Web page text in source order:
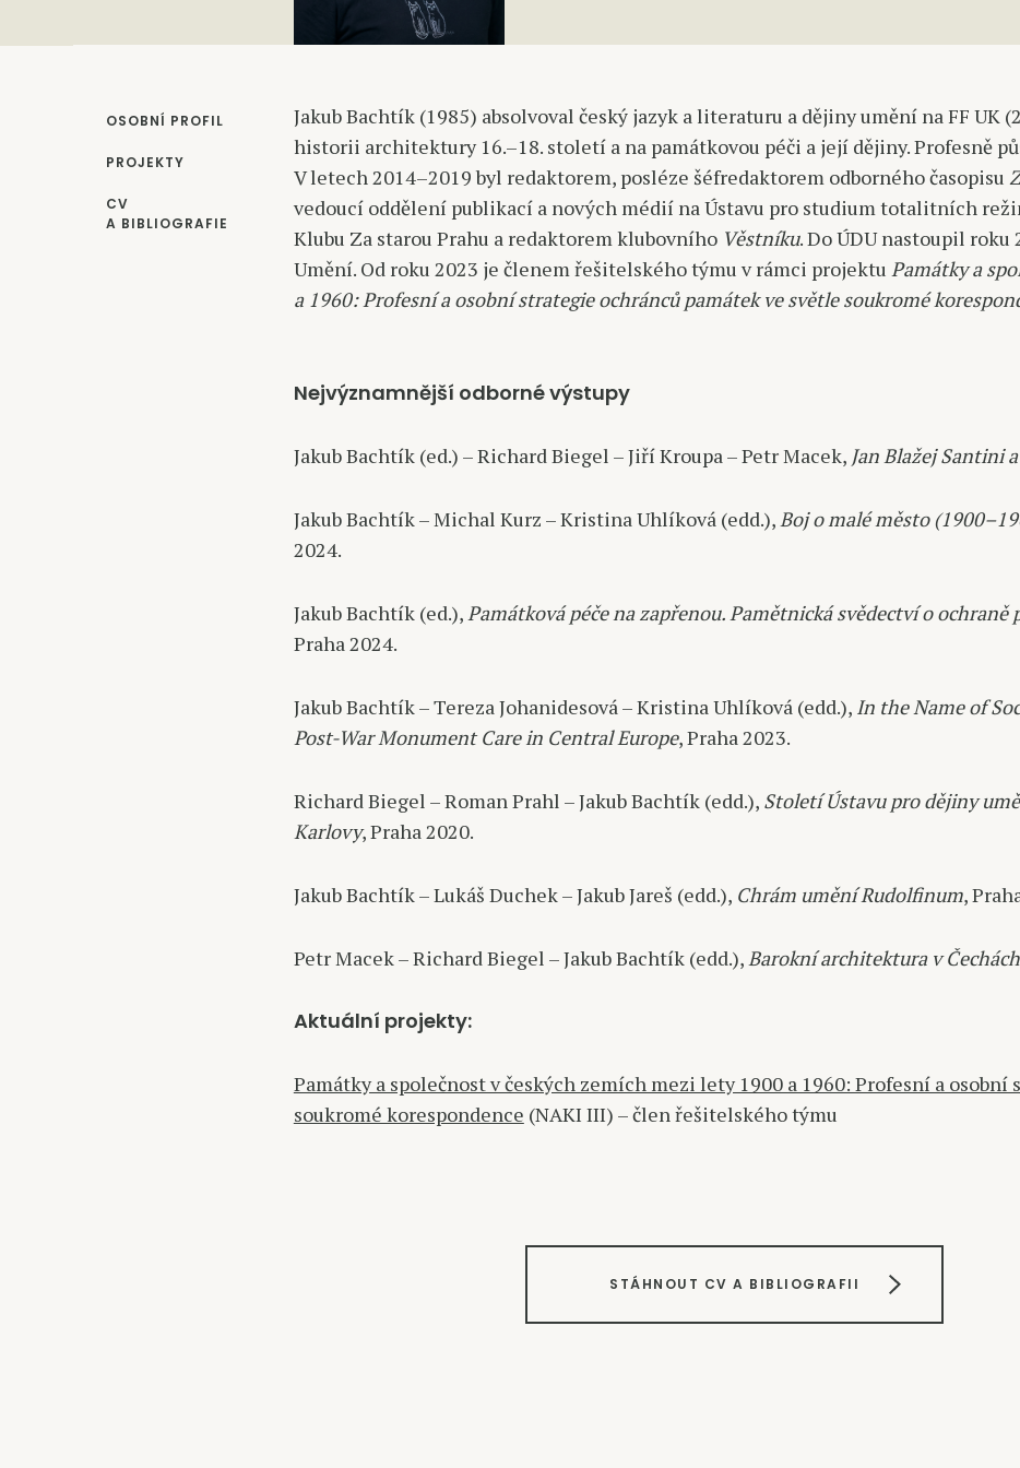
OSOBNÍ PROFIL
PROJEKTY
CV
A BIBLIOGRAFIE
Jakub Bachtík (1985) absolvoval český jazyk a literaturu a dějiny umění na FF UK
historii architektury 16.–18. století a na památkovou péči a její dějiny. Profesně
V letech 2014–2019 byl redaktorem, posléze šéfredaktorem odborného časopisu
vedoucí oddělení publikací a nových médií na Ústavu pro studium totalitních
Klubu Za starou Prahu a redaktorem klubovního Věstníku. Do ÚDU nastoupil
Umění. Od roku 2023 je členem řešitelského týmu v rámci projektu Památky a
a 1960: Profesní a osobní strategie ochránců památek ve světle soukromé
Nejvýznamnější odborné výstupy
Jakub Bachtík (ed.) – Richard Biegel – Jiří Kroupa – Petr Macek, Jan Blažej Santini
Jakub Bachtík – Michal Kurz – Kristina Uhlíková (edd.), Boj o malé město
2024.
Jakub Bachtík (ed.), Památková péče na zapřenou. Pamětnická svědectví o
Praha 2024.
Jakub Bachtík – Tereza Johanidesová – Kristina Uhlíková (edd.), In the Name of
Post-War Monument Care in Central Europe, Praha 2023.
Richard Biegel – Roman Prahl – Jakub Bachtík (edd.), Století Ústavu pro dějiny
Karlovy, Praha 2020.
Jakub Bachtík – Lukáš Duchek – Jakub Jareš (edd.), Chrám umění Rudolfinum,
Petr Macek – Richard Biegel – Jakub Bachtík (edd.), Barokní architektura v Čechách
Aktuální projekty:
Památky a společnost v českých zemích mezi lety 1900 a 1960: Profesní a
soukromé korespondence (NAKI III) – člen řešitelského týmu
STÁHNOUT CV A BIBLIOGRAFII